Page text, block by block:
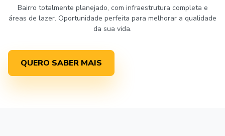
Bairro totalmente planejado, com infraestrutura completa e
áreas de lazer. Oportunidade perfeita para melhorar a qualidade
da sua vida.
QUERO SABER MAIS